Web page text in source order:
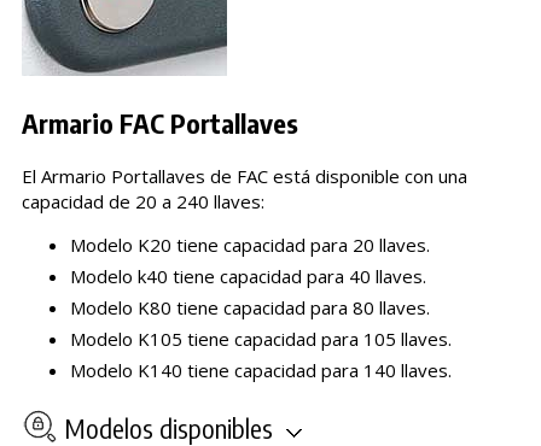
Armario FAC Portallaves
El Armario Portallaves de FAC está disponible con una
capacidad de 20 a 240 llaves:
Modelo K20 tiene capacidad para 20 llaves.
Modelo k40 tiene capacidad para 40 llaves.
Modelo K80 tiene capacidad para 80 llaves.
Modelo K105 tiene capacidad para 105 llaves.
Modelo K140 tiene capacidad para 140 llaves.
Modelos disponibles